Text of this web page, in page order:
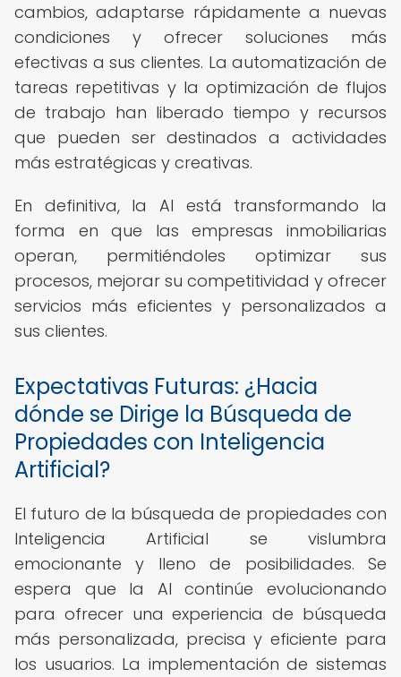
cambios, adaptarse rápidamente a nuevas
condiciones y ofrecer soluciones más
efectivas a sus clientes. La automatización de
tareas repetitivas y la optimización de flujos
de trabajo han liberado tiempo y recursos
que pueden ser destinados a actividades
más estratégicas y creativas.
En definitiva, la AI está transformando la
forma en que las empresas inmobiliarias
operan, permitiéndoles optimizar sus
procesos, mejorar su competitividad y ofrecer
servicios más eficientes y personalizados a
sus clientes.
Expectativas Futuras: ¿Hacia
dónde se Dirige la Búsqueda de
Propiedades con Inteligencia
Artificial?
El futuro de la búsqueda de propiedades con
Inteligencia Artificial se vislumbra
emocionante y lleno de posibilidades. Se
espera que la AI continúe evolucionando
para ofrecer una experiencia de búsqueda
más personalizada, precisa y eficiente para
los usuarios. La implementación de sistemas